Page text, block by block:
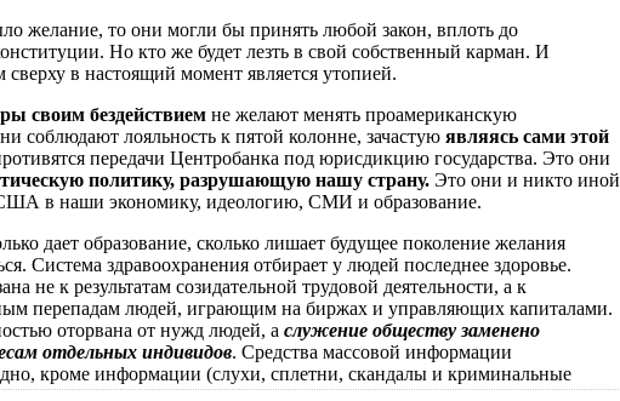
желание, то они могли бы принять любой закон, вплоть до
Но кто же будет лезть в свой собственный карман. И
в настоящий момент является утопией.
своим бездействием не желают менять проамериканскую
соблюдают лояльность к пятой колонне, зачастую являясь сами этой
передачи Центробанка под юрисдикцию государства. Это они
политику, разрушающую нашу страну. Это они и никто иной
в наши экономику, идеологию, СМИ и образование.
дает образование, сколько лишает будущее поколение желания
Система здравоохранения отбирает у людей последнее здоровье.
не к результатам созидательной трудовой деятельности, а к
перепадам людей, играющим на биржах и управляющих капиталами.
оторвана от нужд людей, а служение обществу заменено
отдельных индивидов. Средства массовой информации
кроме информации (слухи, сплетни, скандалы и криминальные